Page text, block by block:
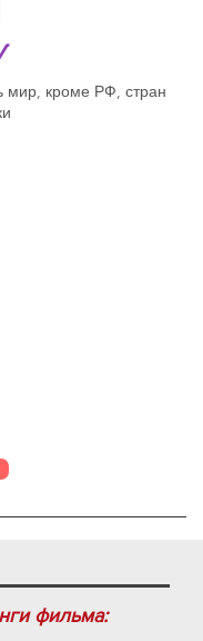
мир, кроме РФ, стран
фильма: